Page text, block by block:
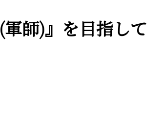
(軍師)』を目指して